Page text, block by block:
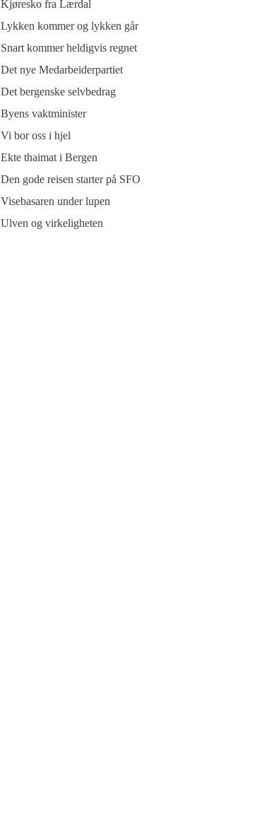
Kjøresko fra Lærdal
Lykken kommer og lykken går
Snart kommer heldigvis regnet
Det nye Medarbeiderpartiet
Det bergenske selvbedrag
Byens vaktminister
Vi bor oss i hjel
Ekte thaimat i Bergen
Den gode reisen starter på SFO
Visebasaren under lupen
Ulven og virkeligheten